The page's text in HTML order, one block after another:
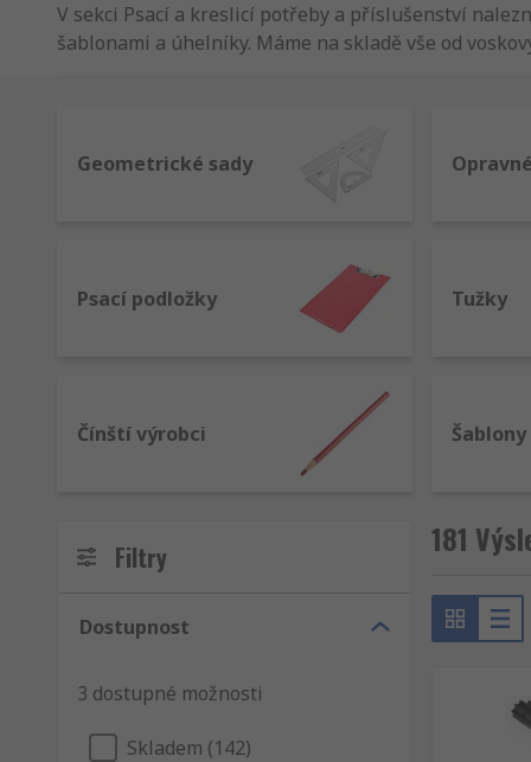
V sekci Psací a kreslicí potřeby a příslušenství
šablonami a úhelníky. Máme na skladě vše od
Geometrické sady
Psací podložky Tužky
Čínští výrobci Šablony
Filtry
Dostupnost
3 dostupné možnosti
Skladem (142)
181